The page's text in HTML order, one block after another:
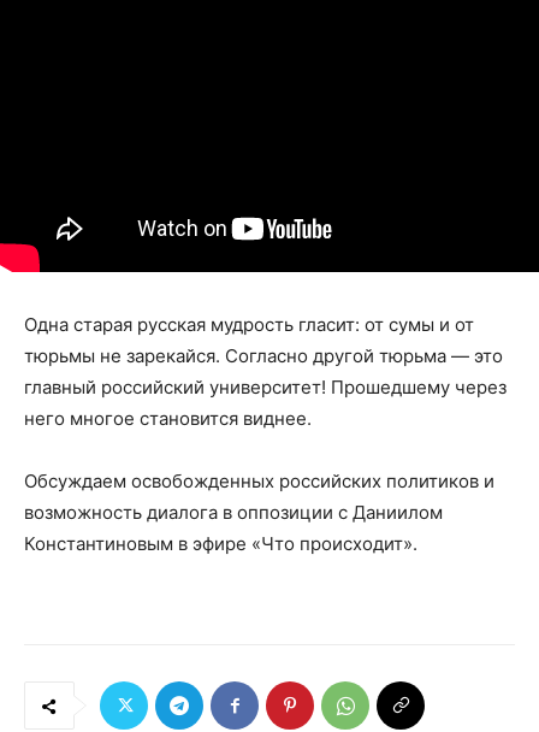
Одна старая русская мудрость гласит: от сумы и от
тюрьмы не зарекайся. Согласно другой тюрьма — это
главный российский университет! Прошедшему через
него многое становится виднее.
Обсуждаем освобожденных российских политиков и
возможность диалога в оппозиции с Даниилом
Константиновым в эфире «Что происходит».